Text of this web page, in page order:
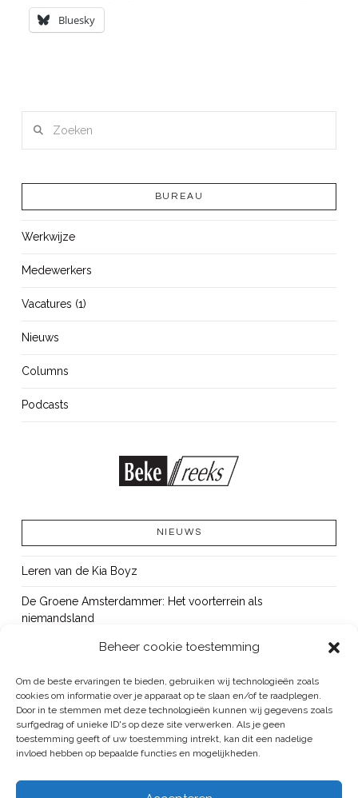
Beheer cookie toestemming
Om de beste ervaringen te bieden, gebruiken wij technologieën zoals
cookies om informatie over je apparaat op te slaan en/of te raadplegen.
Door in te stemmen met deze technologieën kunnen wij gegevens zoals
surfgedrag of unieke ID's op deze site verwerken. Als je geen
toestemming geeft of uw toestemming intrekt, kan dit een nadelige
invloed hebben op bepaalde functies en mogelijkheden.
Bluesky
BUREAU
Werkwijze
Medewerkers
Vacatures (1)
Nieuws
Columns
Podcasts
NIEUWS
Leren van de Kia Boyz
De Groene Amsterdammer: Het voorterrein als
niemandsland
Cursus Wapens op school: signaleren, duiden en handelen
OUT!
Bureau Beke ontwikkelt jeugdmonitor Aruba